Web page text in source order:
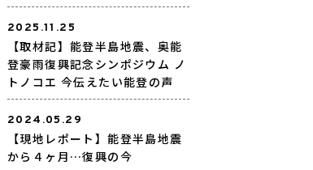
2025.11.25
【取材記】能登半島地震、奥能
登豪雨復興記念シンポジウム ノ
トノコエ 今伝えたい能登の声
2024.05.29
【現地レポート】能登半島地震
から４ヶ月…復興の今